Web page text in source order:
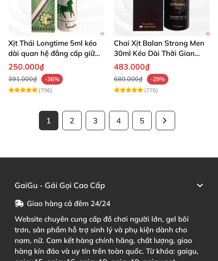
Xịt Thái Longtime 5ml kéo
dài quan hệ đẳng cấp giữ
cuộc yêu
250.000₫
391.000₫
-36%
(796)
Chai Xịt Balan Strong Men
30ml Kéo Dài Thời Gian
Quan Hệ
483.000₫
680.000₫
-29%
(776)
1 2 3 4 5
GaiGu - Gái Gọi Cao Cấp
Giao hàng cả đêm 24/24
Website chuyên cung cấp đồ chơi người lớn, gel bôi
trơn, sản phẩm hỗ trợ sinh lý và phụ kiện dành cho
nam, nữ. Cam kết hàng chính hãng, chất lượng, giao
hàng kín đáo và uy tín trên toàn quốc. Từ khóa: gaigu,